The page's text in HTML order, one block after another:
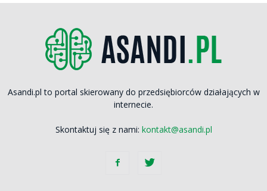
Asandi.pl to portal skierowany do przedsiębiorców działających w
internecie.
Skontaktuj się z nami: kontakt@asandi.pl